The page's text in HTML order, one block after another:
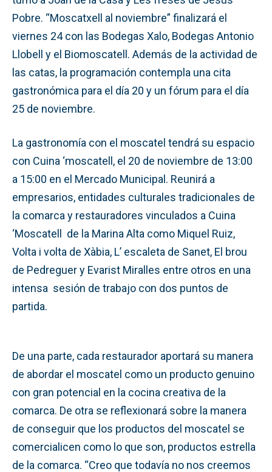
Pobre. “Moscatxell al noviembre” finalizará el
viernes 24 con las Bodegas Xalo, Bodegas Antonio
Llobell y el Biomoscatell. Además de la actividad de
las catas, la programación contempla una cita
gastronómica para el día 20 y un fórum para el día
25 de noviembre.
La gastronomía con el moscatel tendrá su espacio
con Cuina ‘moscatell, el 20 de noviembre de 13:00
a 15:00 en el Mercado Municipal. Reunirá a
empresarios, entidades culturales tradicionales de
la comarca y restauradores vinculados a Cuina
‘Moscatell de la Marina Alta como Miquel Ruiz,
Volta i volta de Xàbia, L’ escaleta de Sanet, El brou
de Pedreguer y Evarist Miralles entre otros en una
intensa sesión de trabajo con dos puntos de
partida.
De una parte, cada restaurador aportará su manera
de abordar el moscatel como un producto genuino
con gran potencial en la cocina creativa de la
comarca. De otra se reflexionará sobre la manera
de conseguir que los productos del moscatel se
comercialicen como lo que son, productos estrella
de la comarca. “Creo que todavía no nos creemos